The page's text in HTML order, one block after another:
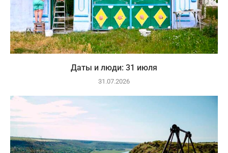
Даты и люди: 31 июля
31.07.2026